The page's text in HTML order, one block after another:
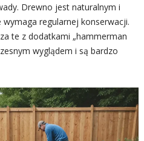
Drewno jest naturalnym i
regularnej konserwacji.
te z dodatkami „hammerman
wyglądem i są bardzo